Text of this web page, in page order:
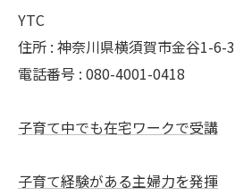
YTC
住所 : 神奈川県横須賀市金谷1-6-3
電話番号 : 080-4001-0418
子育て中でも在宅ワークで受講
子育て経験がある主婦力を発揮